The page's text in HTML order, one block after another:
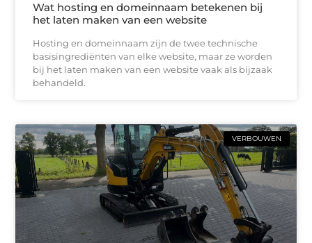
Wat hosting en domeinnaam betekenen bij
het laten maken van een website
Hosting en domeinnaam zijn de twee technische
basisingrediënten van elke website, maar ze worden
bij het laten maken van een website vaak als bijzaak
behandeld.
VERBOUWEN